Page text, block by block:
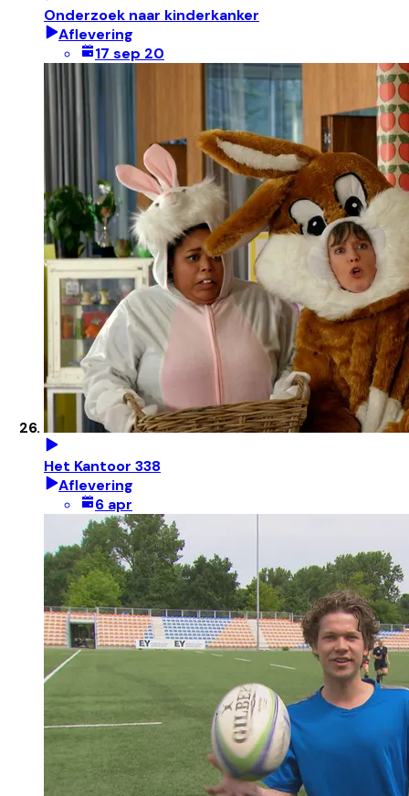
Onderzoek naar kinderkanker
Aflevering
17 sep 20
Het Kantoor 338
Aflevering
6 apr